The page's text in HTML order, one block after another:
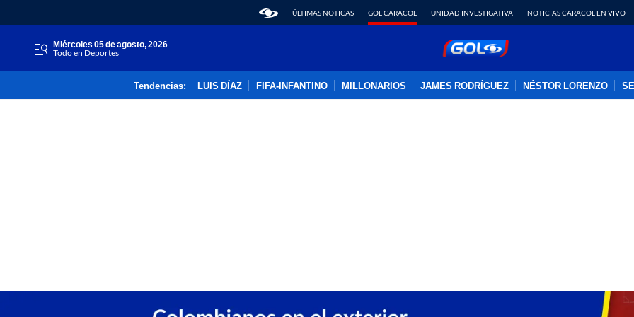
ÚLTIMAS NOTICAS GOL CARACOL UNIDAD INVESTIGATIVA NOTICIAS CARACOL EN VIVO
miércoles 05 de agosto, 2026
Todo en Deportes
Tendencias: LUIS DÍAZ FIFA-INFANTINO MILLONARIOS JAMES RODRÍGUEZ NÉSTOR LORENZO